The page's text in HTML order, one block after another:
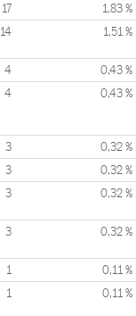
17 1,83 %
14 1,51 %
4 0,43 %
4 0,43 %
3 0,32 %
3 0,32 %
3 0,32 %
3 0,32 %
1 0,11 %
1 0,11 %